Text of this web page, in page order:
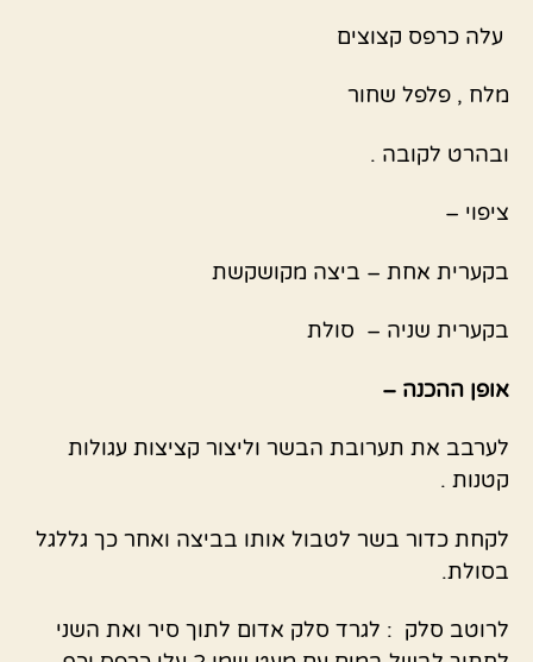
עלה כרפס קצוצים
מלח , פלפל שחור
ובהרט לקובה .
ציפוי –
בקערית אחת – ביצה מקושקשת
בקערית שניה – סולת
אופן ההכנה –
לערבב את תערובת הבשר וליצור קציצות עגולות
קטנות .
לקחת כדור בשר לטבול אותו בביצה ואחר כך גללגל
בסולת.
לרוטב סלק : לגרד סלק אדום לתוך סיר ואת השני